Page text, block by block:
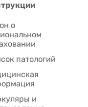
о
патологий
и